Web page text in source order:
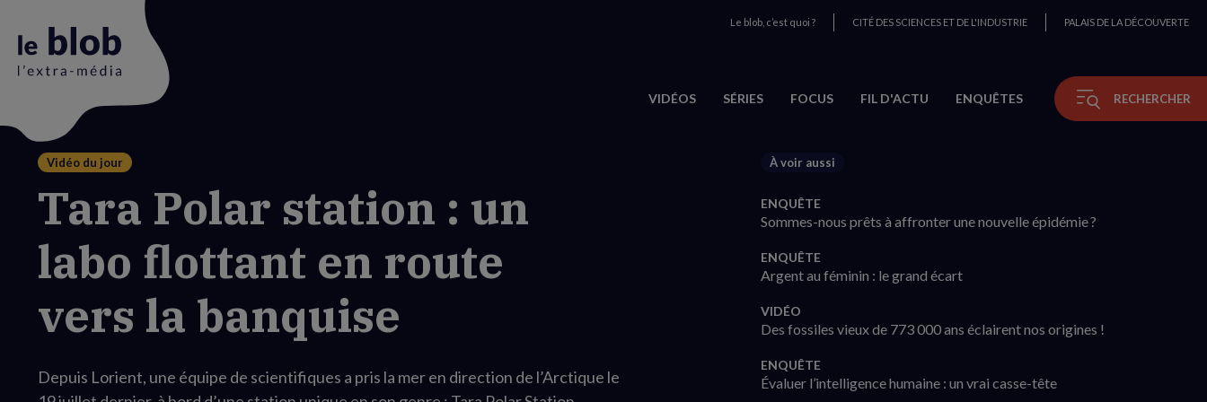
Animation
Le blob, c’est quoi ? CITÉ DES SCIENCES ET DE L'INDUSTRIE PALAIS DE LA DÉCOUVERTE
VIDÉOS SÉRIES FOCUS FIL D'ACTU ENQUÊTES RECHERCHER
Vidéo du jour
Tara Polar station : un
labo flottant en route
vers la banquise
Depuis Lorient, une équipe de scientifiques a pris la mer en direction de l’Arctique le
À voir aussi
ENQUÊTE
Sommes-nous prêts à affronter une nouvelle épidémie ?
ENQUÊTE
Argent au féminin : le grand écart
VIDÉO
Des fossiles vieux de 773 000 ans éclairent nos origines !
ENQUÊTE
Évaluer l’intelligence humaine : un vrai casse-tête